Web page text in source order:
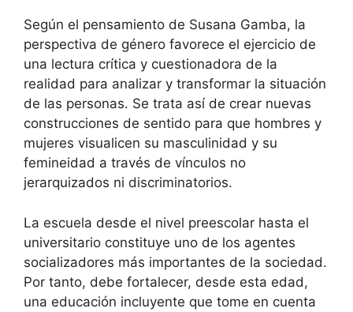
Según el pensamiento de Susana Gamba, la
perspectiva de género favorece el ejercicio de
una lectura crítica y cuestionadora de la
realidad para analizar y transformar la situación
de las personas. Se trata así de crear nuevas
construcciones de sentido para que hombres y
mujeres visualicen su masculinidad y su
femineidad a través de vínculos no
jerarquizados ni discriminatorios.
La escuela desde el nivel preescolar hasta el
universitario constituye uno de los agentes
socializadores más importantes de la sociedad.
Por tanto, debe fortalecer, desde esta edad,
una educación incluyente que tome en cuenta